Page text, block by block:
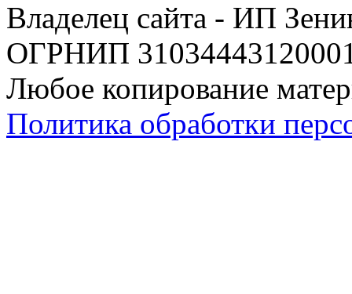
Владелец сайта - ИП
ОГРНИП
Любое копирование
Политика обработки